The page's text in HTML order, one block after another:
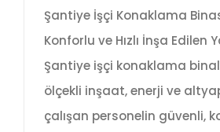
Şantiye İşçi Konaklama
Konforlu ve Hızlı İnşa Edilen
Şantiye işçi konaklama
ölçekli inşaat, enerji ve
çalışan personelin güvenli,